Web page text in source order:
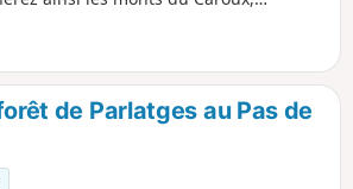
pistes forestières.
de Parlatges au Pas de